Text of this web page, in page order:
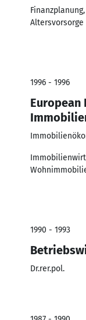
Altersvorsorge
1996 - 1996
European
1990 - 1993
Dr.rer.pol.